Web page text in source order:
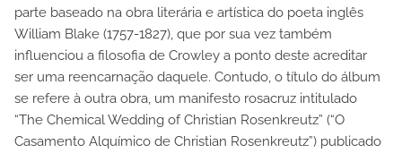
parte baseado na obra literária e artística do poeta inglês
William Blake (1757-1827), que por sua vez também
influenciou a filosofia de Crowley a ponto deste acreditar
ser uma reencarnação daquele. Contudo, o título do álbum
se refere à outra obra, um manifesto rosacruz intitulado
“The Chemical Wedding of Christian Rosenkreutz” (“O
Casamento Alquímico de Christian Rosenkreutz”) publicado